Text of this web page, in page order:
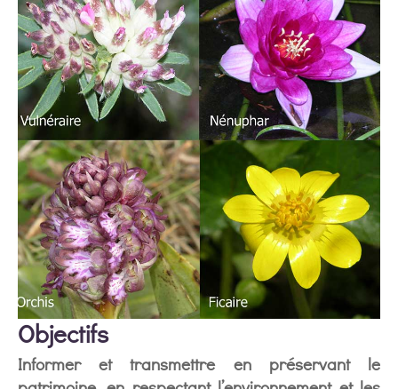
Objectifs
Informer et transmettre en préservant le